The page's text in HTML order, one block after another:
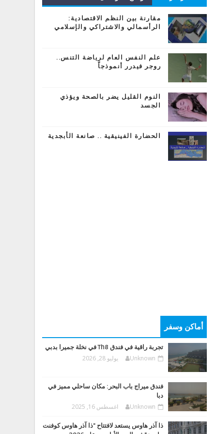
مقارنة بين النظم الاقتصادية:
الرأسمالي والاشتراكي والإسلامي
علم النفس العام لرياضة التنس..
روجر فيدرر أنموذجاً
النوم القليل يضر بالصحة ويؤذي
الجسد
الحضارة الفينيقية .. صانعة الأبجدية
أماكن وسفر
تجربة راقية في فندق Th8 في نخلة جميرا بدبي
Unknown يوليو 28, 2026
فندق ميراج باب البحر: مكان ساحلي مميز في
دبا
Unknown اغسطس 16, 2025
ذا آذر هاوس يستعد لافتتاح "ذا آذر هاوس كوفنت